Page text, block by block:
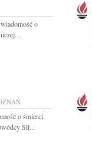
o
o śmierci
Sił...